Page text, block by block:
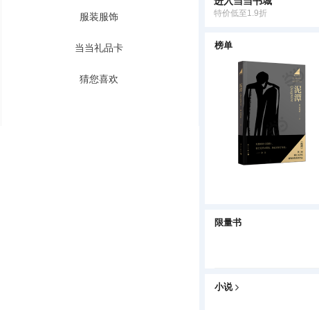
服装服饰
当当礼品卡
猜您喜欢
特价低至1.9折
榜单
限量书
小说